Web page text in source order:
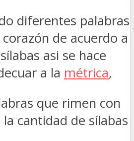
diferentes palabras
de acuerdo a
asi se hace
a la métrica,
que rimen con
cantidad de sílabas